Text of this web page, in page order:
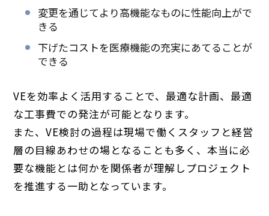
変更を通じてより高機能なものに性能向上がで
きる
下げたコストを医療機能の充実にあてることが
できる
VEを効率よく活用することで、最適な計画、最適
な工事費での発注が可能となります。
また、VE検討の過程は現場で働くスタッフと経営
層の目線あわせの場となることも多く、本当に必
要な機能とは何かを関係者が理解しプロジェクト
を推進する一助となっています。